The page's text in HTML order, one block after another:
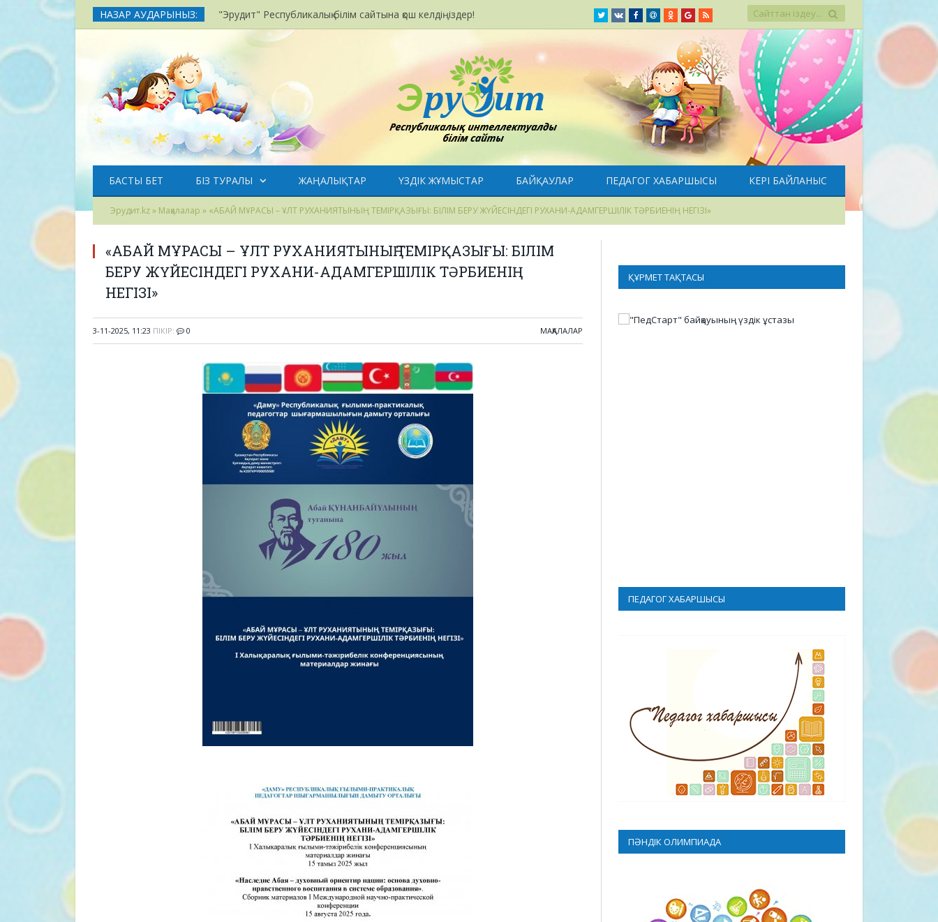
НАЗАР АУДАРЫНЫЗ: "Эрудит" Республикалық білім сайтына қош келдіңіздер! TwitterВконтакте
Facebook
M@ilОднокласники
Google+
RSS
БАСТЫ БЕТ БІЗ ТУРАЛЫ ЖАҢАЛЫҚТАР ҮЗДІК ЖҰМЫСТАР БАЙҚАУЛАР ПЕДАГОГ ХАБАРШЫСЫ КЕРІ БАЙЛАНЫС
Эрудит.kz» Мақалалар » «АБАЙ МҰРАСЫ – ҰЛТ РУХАНИЯТЫНЫҢ ТЕМІРҚАЗЫҒЫ: БІЛІМ БЕРУ ЖҮЙЕСІНДЕГІ РУХАНИ-АДАМГЕРШІЛІК ТӘРБИЕНІҢ НЕГІЗІ»
«АБАЙ МҰРАСЫ – ҰЛТ РУХАНИЯТЫНЫҢ ТЕМІРҚАЗЫҒЫ: БІЛІМ
БЕРУ ЖҮЙЕСІНДЕГІ РУХАНИ-АДАМГЕРШІЛІК ТӘРБИЕНІҢ
НЕГІЗІ»
3-11-2025, 11:23 ПІКІР: 0 МАҚАЛАЛАР
ҚҰРМЕТ ТАҚТАСЫ
ПЕДАГОГ ХАБАРШЫСЫ
ПӘНДІК ОЛИМПИАДА